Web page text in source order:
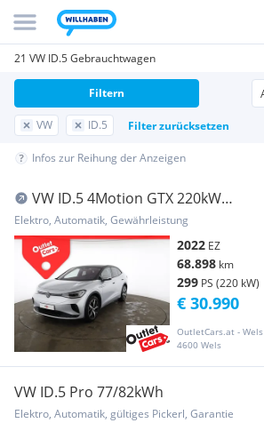
21 VW ID.5 Gebrauchtwagen
VW ID.5 Filter zurücksetzen
Filtern
Infos zur Reihung der Anzeigen
VW ID.5 4Motion GTX 220kW
Wärmepumpe+IQLight+Pano
Elektro, Automatik, Gewährleistung
2022 EZ
68.898 km
299 PS (220 kW)
OutletCars.at - Wels
4600 Wels
€ 30.990
VW ID.5 Pro 77/82kWh
Elektro, Automatik, gültiges Pickerl, Garantie